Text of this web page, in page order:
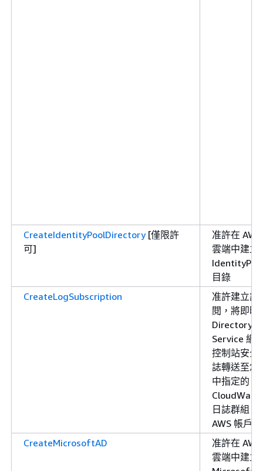
CreateIdentityPoolDirectory[僅限許
可]
准許在 AWS
雲端中建立
目錄
CreateLogSubscription
准許建立訂
閱，將即時
Directory
Service 網
控制站安全
誌轉送至您
中指定的
日誌群組
AWS 帳戶
CreateMicrosoftAD
准許在 AWS
雲端中建立